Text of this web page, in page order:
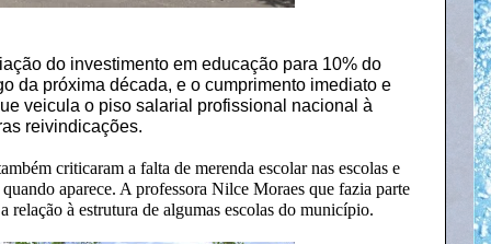
do investimento em educação para 10% do
da próxima década, e o cumprimento imediato e
veicula o piso salarial profissional nacional à
reivindicações.
criticaram a falta de merenda escolar nas escolas e
aparece. A professora Nilce Moraes que fazia parte
relação à estrutura de algumas escolas do município.